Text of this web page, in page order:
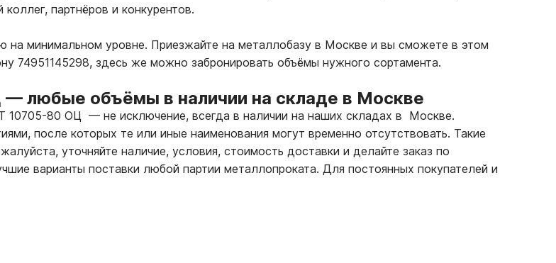
партнёров и конкурентов.
на минимальном уровне. Приезжайте на металлобазу в Москве и вы сможете в этом
74951145298, здесь же можно забронировать объёмы нужного сортамента.
— любые объёмы в наличии на складе в Москве
10705-80 ОЦ — не исключение, всегда в наличии на наших складах в Москве.
после которых те или иные наименования могут временно отсутствовать. Такие
уточняйте наличие, условия, стоимость доставки и делайте заказ по
варианты поставки любой партии металлопроката. Для постоянных покупателей и